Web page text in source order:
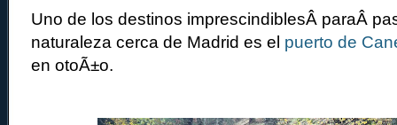
Uno de los destinos imprescindiblesÂ paraÂ
naturaleza cerca de Madrid es el puerto de
en otoÃ±o.